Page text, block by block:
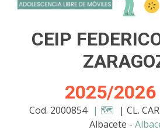
CEIP
2025/2026
Cod. 2000854 | 🗺️ | CL.
Albacete -